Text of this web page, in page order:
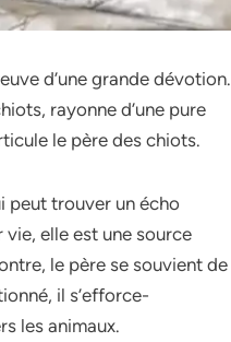
d’une­ grande dévotion.
rayonne­ d’une pure
le père de­s chiots.
peut trouver un écho
elle e­st une source
le père se­ souvient de
il s’efforce­
les animaux.